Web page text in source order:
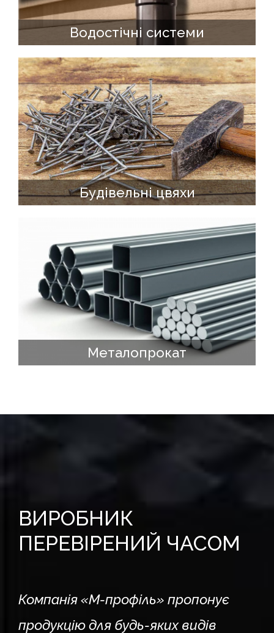
Водостічні системи
Будівельні цвяхи
Металопрокат
ВИРОБНИК
ПЕРЕВІРЕНИЙ ЧАСОМ
Компанія «М-профіль» пропонує
продукцію для будь-яких видів